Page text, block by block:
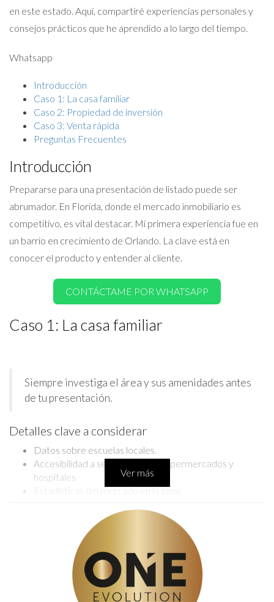
en este estado. Aquí, compartiré experiencias personales y
consejos prácticos que he aprendido a lo largo del tiempo.
Whatsapp
Introducción
Caso 1: La casa familiar
Caso 2: Propiedad de inversión
Caso 3: Venta rápida
Preguntas Frecuentes
Introducción
Prepararse para una presentación de listado puede ser
abrumador. En Florida, donde el mercado inmobiliario es
competitivo, es vital destacar. Mi primera experiencia fue en
un barrio en crecimiento de Orlando. La clave está en
conocer el producto y entender al cliente.
CONTÁCTAME POR WHATSAPP
Caso 1: La casa familiar
Siempre investiga el área y sus amenidades antes
de tu presentación.
Detalles clave a considerar
Datos sobre escuelas locales.
Accesibilidad a servicios como supermercados y
hospitales.
Estadísticas del mercado en la zona.
LLÁMAME AHORA
Caso 2: Propiedad de inversión
Una vez, presenté un apartamento en Miami que era ideal
para inversionistas. Hice énfasis en el retorno potencial de la
Ver más